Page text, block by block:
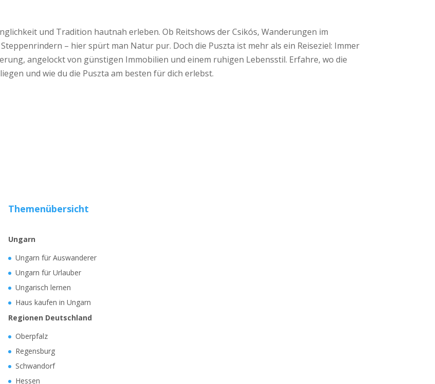
und Tradition hautnah erleben. Ob Reitshows der Csikós, Wanderungen im
– hier spürt man Natur pur. Doch die Puszta ist mehr als ein Reiseziel: Immer
angelockt von günstigen Immobilien und einem ruhigen Lebensstil. Erfahre, wo die
und wie du die Puszta am besten für dich erlebst.
Themenübersicht
Ungarn
Ungarn für Auswanderer
Ungarn für Urlauber
Ungarisch lernen
Haus kaufen in Ungarn
Regionen Deutschland
Oberpfalz
Regensburg
Schwandorf
Hessen